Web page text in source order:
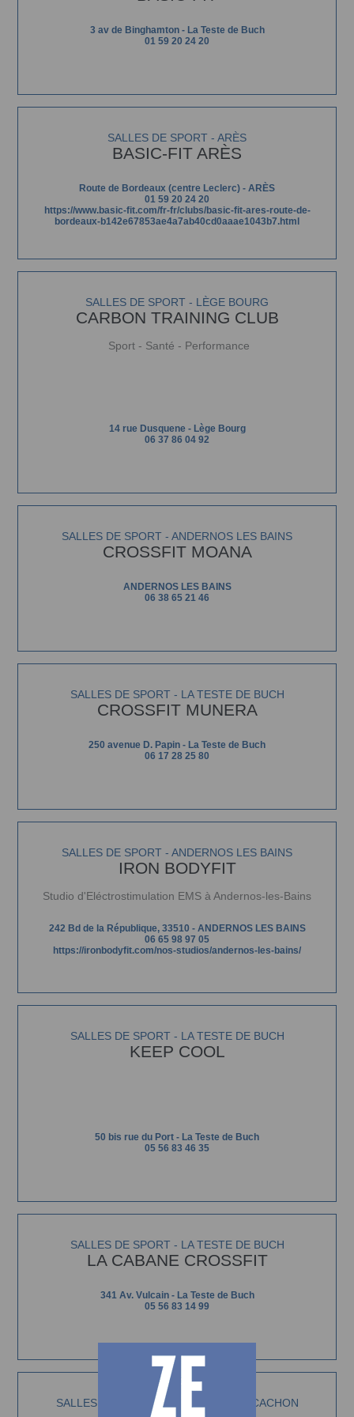
3 av de Binghamton - La Teste de Buch
01 59 20 24 20
SALLES DE SPORT - ARÈS
BASIC-FIT ARÈS
Route de Bordeaux (centre Leclerc) - ARÈS
01 59 20 24 20
https://www.basic-fit.com/fr-fr/clubs/basic-fit-ares-route-de-
bordeaux-b142e67853ae4a7ab40cd0aaae1043b7.html
SALLES DE SPORT - LÈGE BOURG
CARBON TRAINING CLUB
Sport - Santé - Performance
14 rue Dusquene - Lège Bourg
06 37 86 04 92
SALLES DE SPORT - ANDERNOS LES BAINS
CROSSFIT MOANA
ANDERNOS LES BAINS
06 38 65 21 46
SALLES DE SPORT - LA TESTE DE BUCH
CROSSFIT MUNERA
250 avenue D. Papin - La Teste de Buch
06 17 28 25 80
SALLES DE SPORT - ANDERNOS LES BAINS
IRON BODYFIT
Studio d'Eléctrostimulation EMS à Andernos-les-Bains
242 Bd de la République, 33510 - ANDERNOS LES BAINS
06 65 98 97 05
https://ironbodyfit.com/nos-studios/andernos-les-bains/
SALLES DE SPORT - LA TESTE DE BUCH
KEEP COOL
50 bis rue du Port - La Teste de Buch
05 56 83 46 35
SALLES DE SPORT - LA TESTE DE BUCH
LA CABANE CROSSFIT
341 Av. Vulcain - La Teste de Buch
05 56 83 14 99
SALLES DE SPORT - LE BASSIN D'ARCACHON